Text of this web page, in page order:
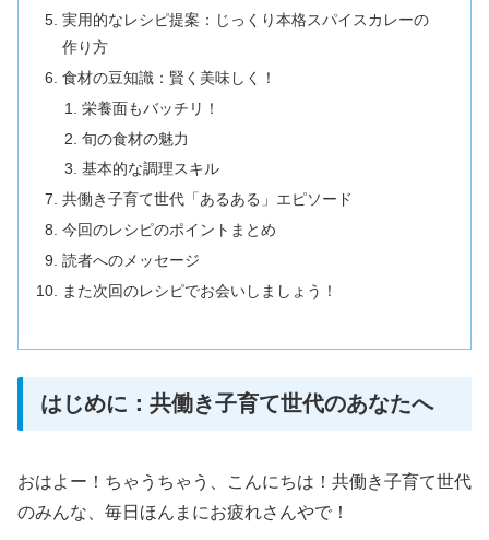
実用的なレシピ提案：じっくり本格スパイスカレーの
作り方
食材の豆知識：賢く美味しく！
栄養面もバッチリ！
旬の食材の魅力
基本的な調理スキル
共働き子育て世代「あるある」エピソード
今回のレシピのポイントまとめ
読者へのメッセージ
また次回のレシピでお会いしましょう！
はじめに：共働き子育て世代のあなたへ
おはよー！ちゃうちゃう、こんにちは！共働き子育て世代
のみんな、毎日ほんまにお疲れさんやで！